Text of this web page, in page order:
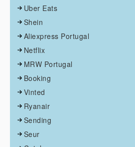
Uber Eats
Shein
Aliexpress Portugal
Netflix
MRW Portugal
Booking
Vinted
Ryanair
Sending
Seur